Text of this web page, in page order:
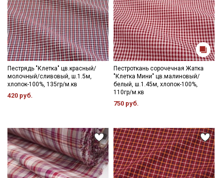
Пестрядь "Клетка" цв.красный/
молочный/сливовый, ш.1.5м,
хлопок-100%, 135гр/м.кв
420 руб.
Пестроткань сорочечная Жатка
"Клетка Мини" цв.малиновый/
белый, ш.1.45м, хлопок-100%,
110гр/м.кв
750 руб.